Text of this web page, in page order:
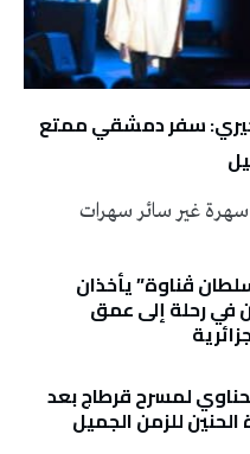
سفر دمشقي ممتع
كانت سهرة الخميس 6 اوت 2026 سهرة غير سائر سهرات
ڤناوة” يأخذان
في رحلة إلى عمق
لمسرح قرطاج بعد